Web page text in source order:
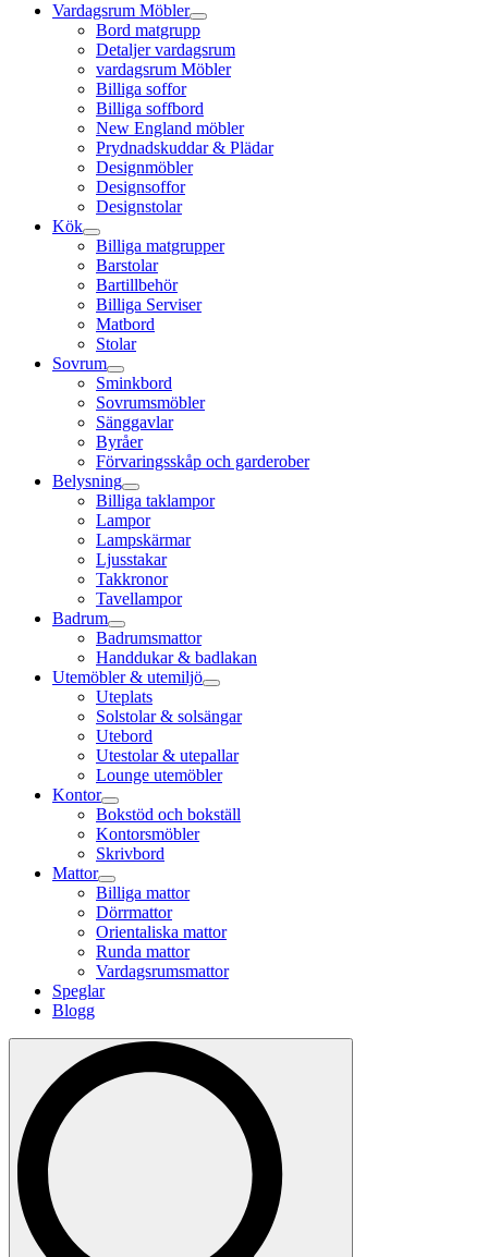
Vardagsrum Möbler
Bord matgrupp
Detaljer vardagsrum
vardagsrum Möbler
Billiga soffor
Billiga soffbord
New England möbler
Prydnadskuddar & Plädar
Designmöbler
Designsoffor
Designstolar
Kök
Billiga matgrupper
Barstolar
Bartillbehör
Billiga Serviser
Matbord
Stolar
Sovrum
Sminkbord
Sovrumsmöbler
Sänggavlar
Byråer
Förvaringsskåp och garderober
Belysning
Billiga taklampor
Lampor
Lampskärmar
Ljusstakar
Takkronor
Tavellampor
Badrum
Badrumsmattor
Handdukar & badlakan
Utemöbler & utemiljö
Uteplats
Solstolar & solsängar
Utebord
Utestolar & utepallar
Lounge utemöbler
Kontor
Bokstöd och bokställ
Kontorsmöbler
Skrivbord
Mattor
Billiga mattor
Dörrmattor
Orientaliska mattor
Runda mattor
Vardagsrumsmattor
Speglar
Blogg